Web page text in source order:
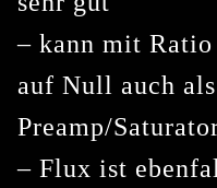
– kann mit
auf Null auch
Preamp/
– Flux ist